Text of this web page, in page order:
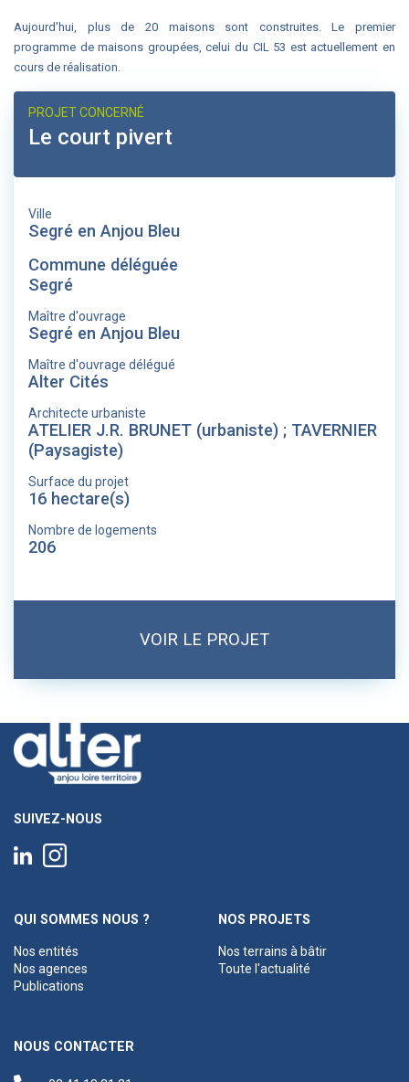
Aujourd'hui, plus de 20 maisons sont construites. Le premier
programme de maisons groupées, celui du CIL 53 est actuellement en
cours de réalisation.
PROJET CONCERNÉ
Le court pivert
Ville
Segré en Anjou Bleu
Commune déléguée
Segré
Maître d'ouvrage
Segré en Anjou Bleu
Maître d'ouvrage délégué
Alter Cités
Architecte urbaniste
ATELIER J.R. BRUNET (urbaniste) ; TAVERNIER
(Paysagiste)
Surface du projet
16 hectare(s)
Nombre de logements
206
VOIR LE PROJET
SUIVEZ-NOUS
QUI SOMMES NOUS ?
Nos entités
Nos agences
Publications
NOS PROJETS
Nos terrains à bâtir
Toute l'actualité
NOUS CONTACTER